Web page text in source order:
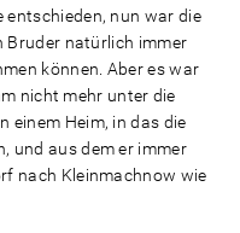
entschieden, nun war die
Bruder natürlich immer
können. Aber es war
nicht mehr unter die
einem Heim, in das die
und aus dem er immer
nach Kleinmachnow wie